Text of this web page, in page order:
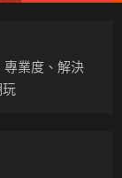
業度、解決